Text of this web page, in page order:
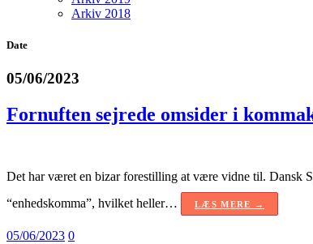
Arkiv 2018
Date
05/06/2023
Fornuften sejrede omsider i
Det har været en bizar forestilling at være vidne til. Dansk
“enhedskomma”, hvilket heller…
LÆS MERE →
05/06/2023 0